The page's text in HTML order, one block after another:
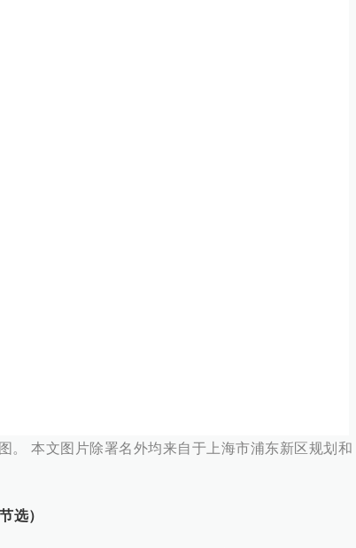
。 本文图片除署名外均来自于上海市浦东新区规划和
选）